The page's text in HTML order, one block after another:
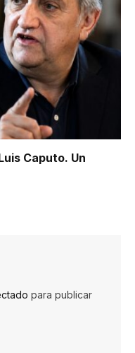
Caputo. Un
para publicar